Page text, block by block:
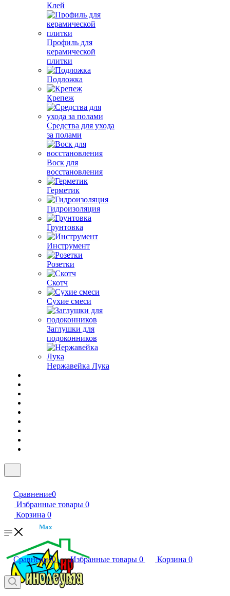
Клей
Профиль для
керамической
плитки
Подложка
Крепеж
Средства для ухода
за полами
Воск для
восстановления
Герметик
Гидроизоляция
Грунтовка
Инструмент
Розетки
Скотч
Сухие смеси
Заглушки для
подоконников
Нержавейка Лука
Сравнение0
Избранные товары 0
Корзина 0
Max
Сравнение0 Избранные товары 0 Корзина 0